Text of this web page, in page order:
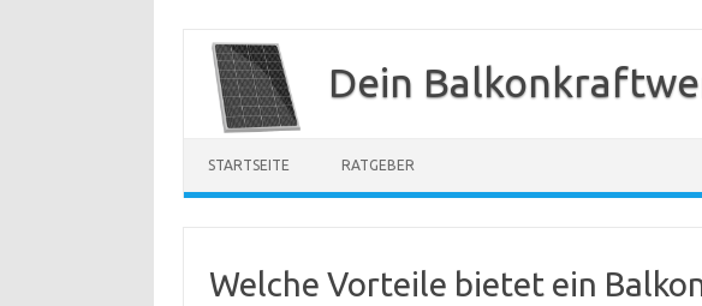
Inhalt
springen
Dein
STARTSEITE RATGEBER
Welche Vorteile bietet ein